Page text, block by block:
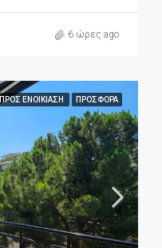
6 ώρες ago
ΠΡΟΣ ΕΝΟΙΚΊΑΣΗ ΠΡΟΣΦΟΡΆ